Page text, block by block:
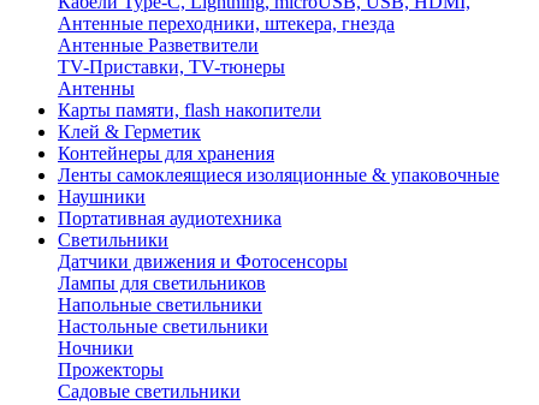
Антенные переходники, штекера, гнезда
Антенные Разветвители
TV-Приставки, TV-тюнеры
Антенны
Карты памяти, flash накопители
Клей & Герметик
Контейнеры для хранения
Ленты самоклеящиеся изоляционные & упаковочные
Наушники
Портативная аудиотехника
Светильники
Датчики движения и Фотосенсоры
Лампы для светильников
Напольные светильники
Настольные светильники
Ночники
Прожекторы
Садовые светильники